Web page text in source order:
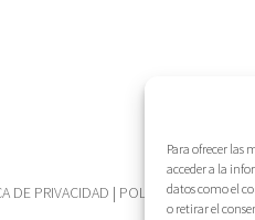
Para ofrecer las
acceder a la
datos como el
o retirar el
DE PRIVACIDAD | POLÍTICA DE